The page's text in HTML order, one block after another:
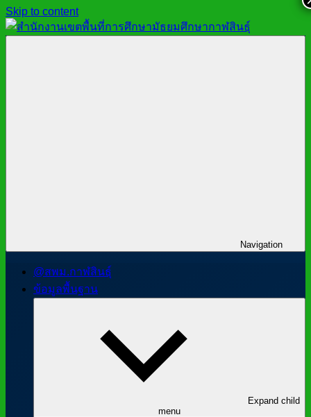
Skip to content
Navigation
@สพม.กาฬสินธุ์
ข้อมูลพื้นฐาน
Expand child
menu